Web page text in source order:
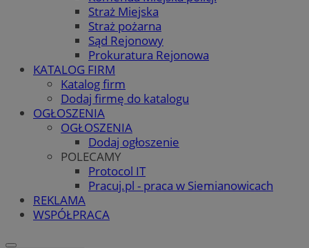
Straż Miejska
Straż pożarna
Sąd Rejonowy
Prokuratura Rejonowa
KATALOG FIRM
Katalog firm
Dodaj firmę do katalogu
OGŁOSZENIA
OGŁOSZENIA
Dodaj ogłoszenie
POLECAMY
Protocol IT
Pracuj.pl - praca w Siemianowicach
REKLAMA
WSPÓŁPRACA